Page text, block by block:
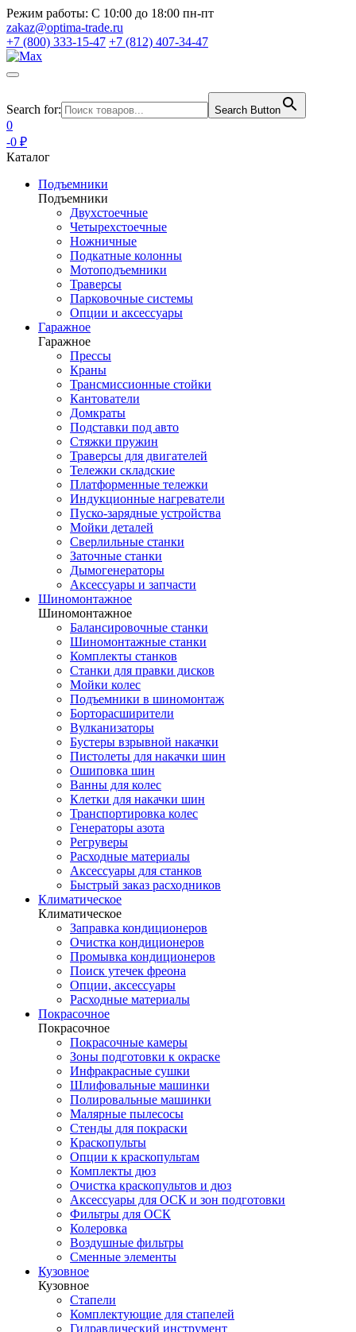
Режим работы: С 10:00 до 18:00 пн-пт
zakaz@optima-trade.ru
+7 (800) 333-15-47 +7 (812) 407-34-47
Search for: Search Button
0
-0 ₽
Каталог
Подъемники
Подъемники
Двухстоечные
Четырехстоечные
Ножничные
Подкатные колонны
Мотоподъемники
Траверсы
Парковочные системы
Опции и аксессуары
Гаражное
Гаражное
Прессы
Краны
Трансмиссионные стойки
Кантователи
Домкраты
Подставки под авто
Стяжки пружин
Траверсы для двигателей
Тележки складские
Платформенные тележки
Индукционные нагреватели
Пуско-зарядные устройства
Мойки деталей
Сверлильные станки
Заточные станки
Дымогенераторы
Аксессуары и запчасти
Шиномонтажное
Шиномонтажное
Балансировочные станки
Шиномонтажные станки
Комплекты станков
Станки для правки дисков
Мойки колес
Подъемники в шиномонтаж
Борторасширители
Вулканизаторы
Бустеры взрывной накачки
Пистолеты для накачки шин
Ошиповка шин
Ванны для колес
Клетки для накачки шин
Транспортировка колес
Генераторы азота
Регруверы
Расходные материалы
Аксессуары для станков
Быстрый заказ расходников
Климатическое
Климатическое
Заправка кондиционеров
Очистка кондиционеров
Промывка кондиционеров
Поиск утечек фреона
Опции, аксессуары
Расходные материалы
Покрасочное
Покрасочное
Покрасочные камеры
Зоны подготовки к окраске
Инфракрасные сушки
Шлифовальные машинки
Полировальные машинки
Малярные пылесосы
Стенды для покраски
Краскопульты
Опции к краскопультам
Комплекты дюз
Очистка краскопультов и дюз
Аксессуары для ОСК и зон подготовки
Фильтры для ОСК
Колеровка
Воздушные фильтры
Сменные элементы
Кузовное
Кузовное
Стапели
Комплектующие для стапелей
Гидравлический инструмент